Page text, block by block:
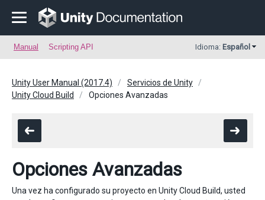
Manual Scripting API Idioma: Español
Unity User Manual (2017.4)
Servicios de Unity
Unity Cloud Build
Opciones Avanzadas
Opciones Avanzadas
Una vez ha configurado su proyecto en Unity Cloud Build, usted